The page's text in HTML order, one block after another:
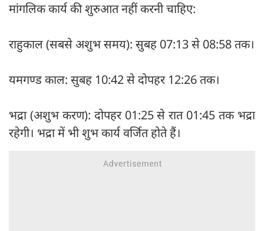
मांगलिक कार्य की शुरुआत नहीं करनी चाहिए:
राहुकाल (सबसे अशुभ समय): सुबह 07:13 से 08:58 तक।
यमगण्ड काल: सुबह 10:42 से दोपहर 12:26 तक।
भद्रा (अशुभ करण): दोपहर 01:25 से रात 01:45 तक भद्रा
रहेगी। भद्रा में भी शुभ कार्य वर्जित होते हैं।